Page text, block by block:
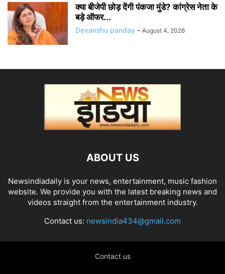
क्या बीजेपी छोड़ देंगी पंकजा मुंडे? कांग्रेस नेता के
बड़े ऑफर...
Devanshu panday - August 4, 2026
ABOUT US
Newsindiadaily is your news, entertainment, music fashion
website. We provide you with the latest breaking news and
videos straight from the entertainment industry.
Contact us: newsindia434@gmail.com
Contact us